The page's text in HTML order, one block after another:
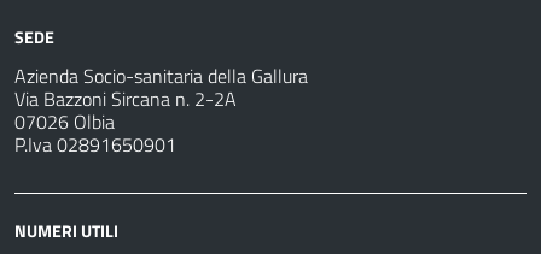
SEDE
Azienda Socio-sanitaria della Gallura
Via Bazzoni Sircana n. 2-2A
07026 Olbia
P.Iva 02891650901
NUMERI UTILI